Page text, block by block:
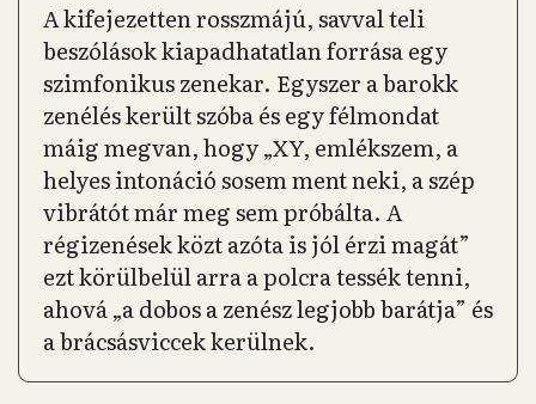
A kifejezetten rosszmájú, savval teli
beszólások kiapadhatatlan forrása egy
szimfonikus zenekar. Egyszer a barokk
zenélés került szóba és egy félmondat
máig megvan, hogy „XY, emlékszem, a
helyes intonáció sosem ment neki, a szép
vibrátót már meg sem próbálta. A
régizenések közt azóta is jól érzi magát”
ezt körülbelül arra a polcra tessék tenni,
ahová „a dobos a zenész legjobb barátja” és
a brácsásviccek kerülnek.